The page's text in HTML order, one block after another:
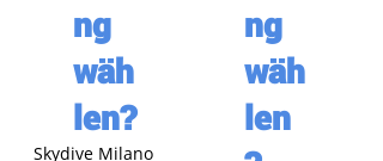
ng
wäh
len?
Skydive Milano
ng
wäh
len